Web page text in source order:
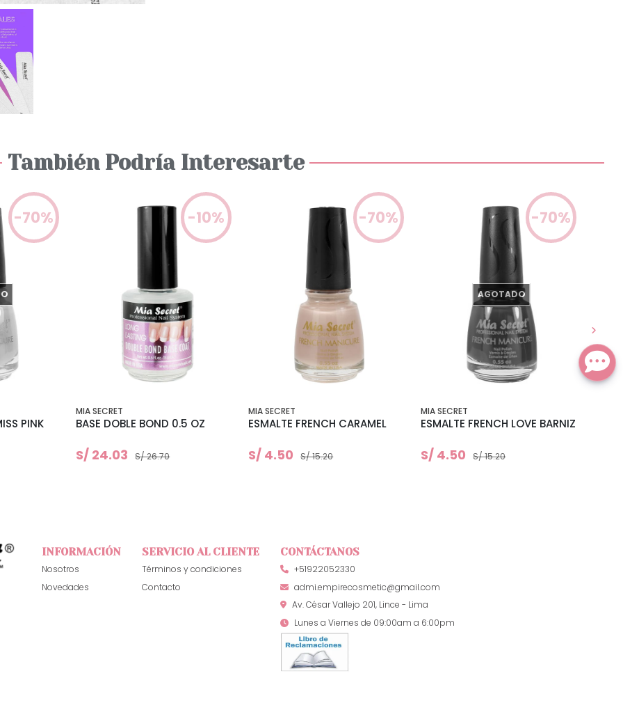
También Podría Interesarte
-70%
PINK
-10%
MIA SECRET
BASE DOBLE BOND 0.5 OZ
S/ 24.03 S/ 26.70
-70%
MIA SECRET
ESMALTE FRENCH CARAMEL
S/ 4.50 S/ 15.20
-70%
AGOTADO
MIA SECRET
ESMALTE FRENCH LOVE BARNIZ
S/ 4.50 S/ 15.20
INFORMACIÓN
Nosotros
Novedades
SERVICIO AL CLIENTE
Términos y condiciones
Contacto
CONTÁCTANOS
+51922052330
admi.empirecosmetic@gmail.com
Av. César Vallejo 201, Lince - Lima
Lunes a Viernes de 09:00am a 6:00pm